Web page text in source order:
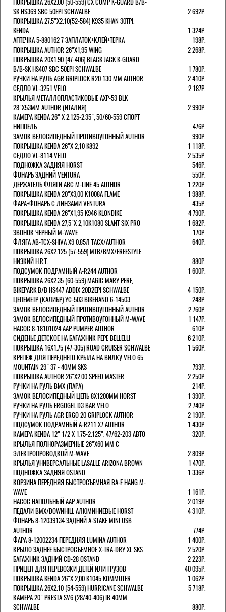
SK HS369 SBC 50EPI SCHWALBE
2 692Р.
ПОКРЫШКА 27.5"Х2.10(52-584) K935 KHAN 30TPI.
KENDA
1 324Р.
АПТЕЧКА 5-880162 7 ЗАПЛАТОК+КЛЕЙ+ТЕРКА
198Р.
ПОКРЫШКА AUTHOR 26"Х1,95 WING
2 268Р.
ПОКРЫШКА 20X1.90 (47-406) BLACK JACK K-GUARD
B/B-SK HS407 SBC 50EPI SCHWALBE
1 780Р.
РУЧКИ НА РУЛЬ AGR GRIPLOCK R20 130 ММ AUTHOR
2 410Р.
СЕДЛО VL-3251 VELO
2 187Р.
КРЫЛЬЯ МЕТАЛЛОПЛАСТИКОВЫЕ AXP-53 BLK
28"Х53ММ AUTHOR (ИТАЛИЯ)
2 990Р.
КАМЕРА KENDA 26" Х 2.125-2.35", 50/60-559 СПОРТ
НИППЕЛЬ
476Р.
ЗАМОК ВЕЛОСИПЕДНЫЙ ПРОТИВОУГОННЫЙ AUTHOR
990Р.
ПОКРЫШКА KENDA 26"Х 2,10 K892
1 118Р.
СЕДЛО VL-8114 VELO
2 535Р.
ПОДНОЖКА ЗАДНЯЯ HORST
546Р.
ФОНАРЬ ЗАДНИЙ VENTURA
550Р.
ДЕРЖАТЕЛЬ ФЛЯГИ АВС M-LINE 45 AUTHOR
1 220Р.
ПОКРЫШКА KENDA 20"Х3,00 K1008A FLAME
1 988Р.
ФАРА+ФОНАРЬ С ЛИНЗАМИ VENTURA
435Р.
ПОКРЫШКА KENDA 26"Х1,95 K946 KLONDIKE
4 790Р.
ПОКРЫШКА KENDA 27,5"Х 2,10K1080 SLANT SIX PRO
1 682Р.
ЗВОНОК ЧЕРНЫЙ M-WAVE
170Р.
ФЛЯГА AB-TCX-SHIVA X9 0.85Л TACX/AUTHOR
640Р.
ПОКРЫШКА 26X2.125 (57-559) MTB/BMX/FREESTYLE
НИЗКИЙ H.R.T.
880Р.
ПОДСУМОК ПОДРАМНЫЙ A-R244 AUTHOR
1 600Р.
ПОКРЫШКА 26X2.35 (60-559) MAGIC MARY PERF,
BIKEPARK B/B HS447 ADDIX 20D2EPI SCHWALBE
4 150Р.
ЦЕПЕМЕТР (КАЛИБР) YC-503 BIKEHAND 6-14503
248Р.
ЗАМОК ВЕЛОСИПЕДНЫЙ ПРОТИВОУГОННЫЙ AUTHOR
2 760Р.
ЗАМОК ВЕЛОСИПЕДНЫЙ ПРОТИВОУГОННЫЙ M-WAVE
1 147Р.
НАСОС 8-18101024 AAP PUMPER AUTHOR
610Р.
СИДЕНЬЕ ДЕТСКОЕ НА БАГАЖНИК PEPE BELLELLI
6 210Р.
ПОКРЫШКА 16X1.75 (47-305) ROAD CRUISER SCHWALBE
1 560Р.
КРЕПЕЖ ДЛЯ ПЕРЕДНЕГО КРЫЛА НА ВИЛКУ VELO 65
MOUNTAIN 29" 37 - 40ММ SKS
793Р.
ПОКРЫШКА AUTHOR 26"Х2,00 SPEED MASTER
2 250Р.
РУЧКИ НА РУЛЬ BMX (ПАРА)
214Р.
ЗАМОК ВЕЛОCИПЕДНЫЙ ЦЕПЬ 8Х1200ММ HORST
1 390Р.
РУЧКИ НА РУЛЬ ERGOGEL D3 BAR VELO
2 740Р.
РУЧКИ НА РУЛЬ AGR ERGO 20 GRIPLOCK AUTHOR
2 190Р.
ПОДСУМОК ПОДРАМНЫЙ A-R211 X7 AUTHOR
1 430Р.
КАМЕРА KENDA 12" 1/2 Х 1.75-2.125", 47/62-203 АВТО
320Р.
КРЫЛЬЯ ПОЛНОРАЗМЕРНЫЕ 26"Х60 ММ С
ЭЛЕКТРОПРОВОДКОЙ M-WAVE
2 809Р.
КРЫЛЬЯ УНИВЕРСАЛЬНЫЕ LASALLE ARIZONA BROWN
1 470Р.
ПОДНОЖКА ЗАДНЯЯ OSTAND
1 336Р.
КОРЗИНА ПЕРЕДНЯЯ БЫСТРОСЪЕМНАЯ BA-F HANG M-
WAVE
1 161Р.
НАСОС НАПОЛЬНЫЙ AAP AUTHOR
2 019Р.
ПЕДАЛИ BMX/DOWNHILL АЛЮМИНИЕВЫЕ HORST
4 310Р.
ФОНАРЬ 8-12039134 ЗАДНИЙ A-STAKE MINI USB
AUTHOR
774Р.
ФАРА 8-12002234 ПЕРЕДНЯЯ LUMINA AUTHOR
1 400Р.
КРЫЛО ЗАДНЕЕ БЫСТРОСЪЕМНОЕ X-TRA-DRY XL SKS
2 520Р.
БАГАЖНИК ЗАДНИЙ CD-28 OSTAND
2 223Р.
ПРИЦЕП ДЛЯ ПЕРЕВОЗКИ ДЕТЕЙ ИЛИ ГРУЗОВ
40 095Р.
ПОКРЫШКА KENDA 26"Х 2,00 K1045 KOMMUTER
1 062Р.
ПОКРЫШКА 26X2.10 (54-559) HURRICANE SCHWALBE
5 718Р.
КАМЕРА 20" PRESTA SV6 (28/40-406) IB 40MM.
SCHWALBE
880Р.